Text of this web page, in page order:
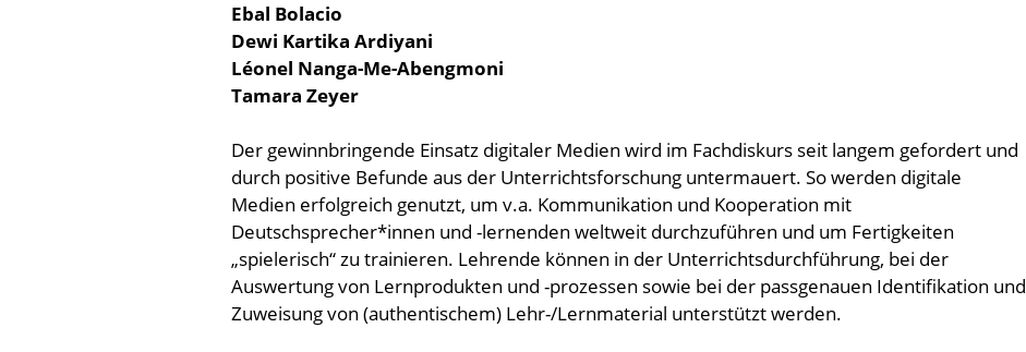
Ebal Bolacio
Dewi Kartika Ardiyani
Léonel Nanga-Me-Abengmoni
Tamara Zeyer
Der gewinnbringende Einsatz digitaler Medien wird im Fachdiskurs seit langem gefordert und
durch positive Befunde aus der Unterrichtsforschung untermauert. So werden digitale
Medien erfolgreich genutzt, um v.a. Kommunikation und Kooperation mit
Deutschsprecher*innen und -lernenden weltweit durchzuführen und um Fertigkeiten
„spielerisch“ zu trainieren. Lehrende können in der Unterrichtsdurchführung, bei der
Auswertung von Lernprodukten und -prozessen sowie bei der passgenauen Identifikation und
Zuweisung von (authentischem) Lehr-/Lernmaterial unterstützt werden.